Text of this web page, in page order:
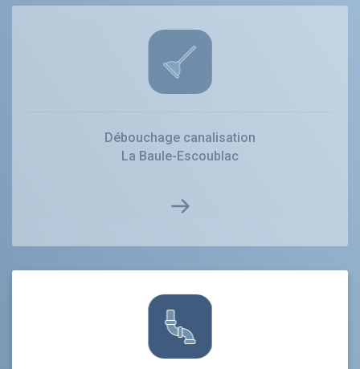
Débouchage canalisation
La Baule-Escoublac